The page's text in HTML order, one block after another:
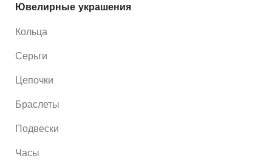
Ювелирные украшения
Кольца
Серьги
Цепочки
Браслеты
Подвески
Часы